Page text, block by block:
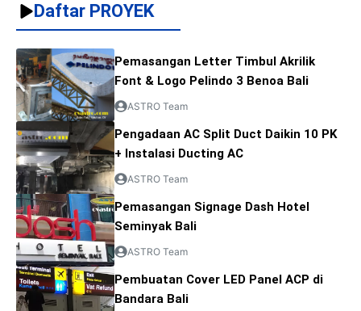
Daftar PROYEK
Pemasangan Letter Timbul Akrilik
Font & Logo Pelindo 3 Benoa Bali
ASTRO Team
Pengadaan AC Split Duct Daikin 10 PK
+ Instalasi Ducting AC
ASTRO Team
Pemasangan Signage Dash Hotel
Seminyak Bali
ASTRO Team
Pembuatan Cover LED Panel ACP di
Bandara Bali